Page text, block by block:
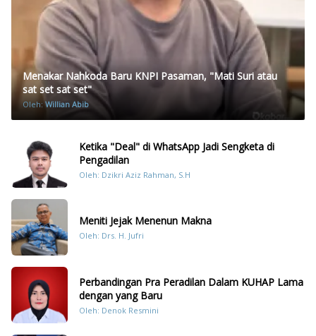
Menakar Nahkoda Baru KNPI Pasaman, "Mati Suri atau
sat set sat set"
Oleh:Willian Abib
Ketika "Deal" di WhatsApp Jadi Sengketa di
Pengadilan
Oleh: Dzikri Aziz Rahman, S.H
Meniti Jejak Menenun Makna
Oleh: Drs. H. Jufri
Perbandingan Pra Peradilan Dalam KUHAP Lama
dengan yang Baru
Oleh: Denok Resmini